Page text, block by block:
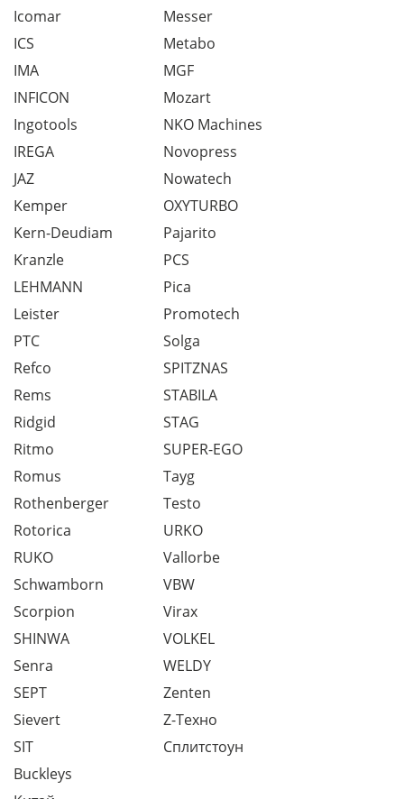
Icomar
ICS
IMA
INFICON
Ingotools
IREGA
JAZ
Kemper
Kern-Deudiam
Kranzle
LEHMANN
Leister
Messer
Metabo
MGF
Mozart
NKO Machines
Novopress
Nowatech
OXYTURBO
Pajarito
PCS
Pica
Promotech
PTC
Refco
Rems
Ridgid
Ritmo
Romus
Rothenberger
Rotorica
RUKO
Schwamborn
Scorpion
SHINWA
Senra
SEPT
Sievert
SIT
Solga
SPITZNAS
STABILA
STAG
SUPER-EGO
Tayg
Testo
URKO
Vallorbe
VBW
Virax
VOLKEL
WELDY
Zenten
Z-Техно
Сплитстоун
Buckleys